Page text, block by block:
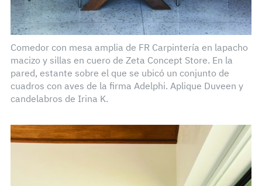
Comedor con mesa amplia de FR Carpintería en lapacho
macizo y sillas en cuero de Zeta Concept Store. En la
pared, estante sobre el que se ubicó un conjunto de
cuadros con aves de la firma Adelphi. Aplique Duveen y
candelabros de Irina K.